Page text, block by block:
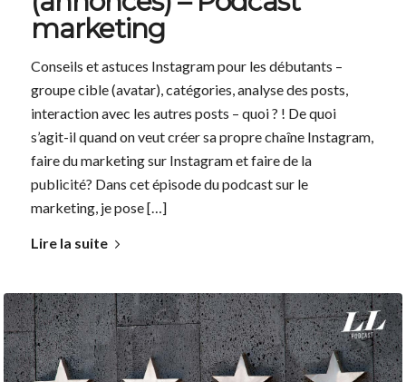
marketing
Conseils et astuces Instagram pour les débutants –
groupe cible (avatar), catégories, analyse des posts,
interaction avec les autres posts – quoi ? ! De quoi
s’agit-il quand on veut créer sa propre chaîne Instagram,
faire du marketing sur Instagram et faire de la
publicité? Dans cet épisode du podcast sur le
marketing, je pose […]
Lire la suite